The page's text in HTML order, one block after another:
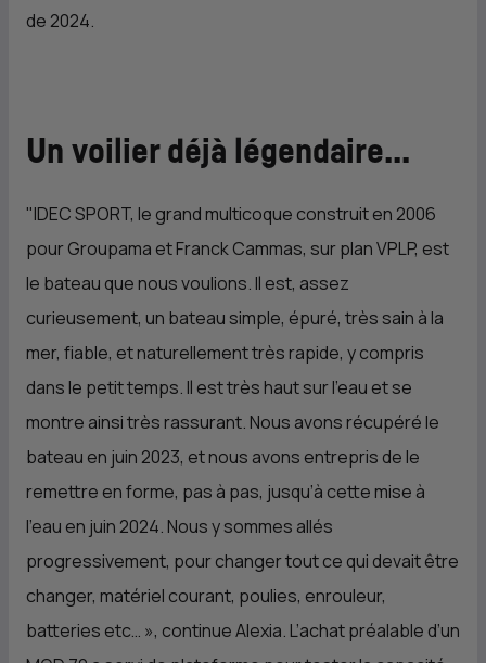
de 2024.
Un voilier déjà légendaire...
"IDEC SPORT, le grand multicoque construit en 2006
pour Groupama et Franck Cammas, sur plan VPLP, est
le bateau que nous voulions. Il est, assez
curieusement, un bateau simple, épuré, très sain à la
mer, fiable, et naturellement très rapide, y compris
dans le petit temps. Il est très haut sur l’eau et se
montre ainsi très rassurant. Nous avons récupéré le
bateau en juin 2023, et nous avons entrepris de le
remettre en forme, pas à pas, jusqu’à cette mise à
l’eau en juin 2024. Nous y sommes allés
progressivement, pour changer tout ce qui devait être
changer, matériel courant, poulies, enrouleur,
batteries etc… », continue Alexia. L’achat préalable d’un